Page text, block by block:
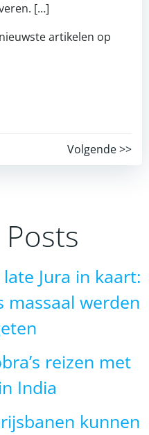
[…]
artikelen op
Volgende >>
Jura in kaart:
massaal werden
reizen met
India
kunnen